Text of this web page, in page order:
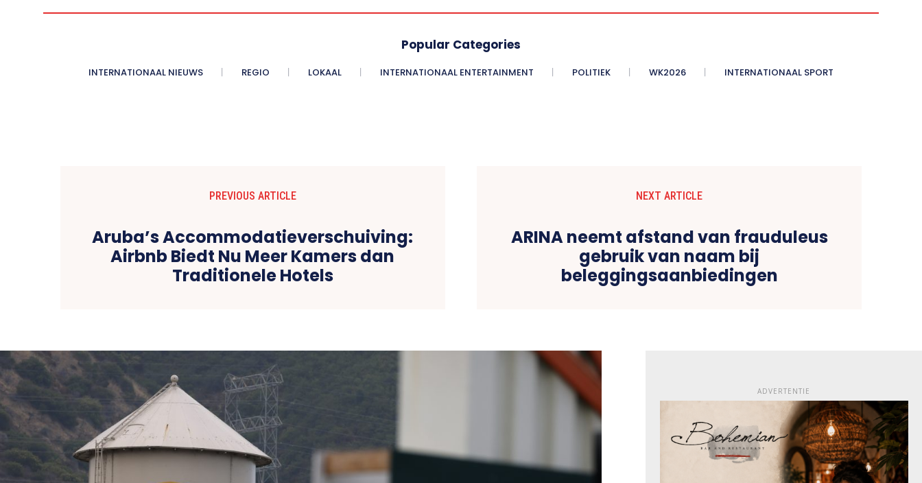
Popular Categories
INTERNATIONAAL NIEUWS REGIO LOKAAL INTERNATIONAAL ENTERTAINMENT POLITIEK WK2026 INTERNATIONAAL SPORT
PREVIOUS ARTICLE
Aruba’s Accommodatieverschuiving:
Airbnb Biedt Nu Meer Kamers dan
Traditionele Hotels
NEXT ARTICLE
ARINA neemt afstand van frauduleus
gebruik van naam bij
beleggingsaanbiedingen